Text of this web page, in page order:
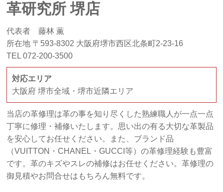
革研究所 堺店
代表者 藤林 薫
所在地 〒593-8302 大阪府堺市西区北条町2-23-16
TEL 072-200-3500
対応エリア
大阪府 堺市全域・堺市近隣エリア
当店の革修理は革の事を知り尽くした熟練職人が一点一点
丁寧に修理・補修いたします。思い出の有る大切な革製品
を安心してお任せください。また、ブランド品
（VUITTON・CHANEL・GUCCI等）の革修理経験も豊富
です。革のキズやスレの補修はお任せください。革修理の
御見積やお問合せはもちろん無料です。